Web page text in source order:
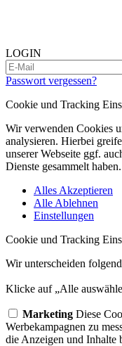
LOGIN
Passwort vergessen?
Cookie und Tracking
Wir verwenden Cookies
analysieren. Hierbei
unserer Webseite ggf.
Dienste gesammelt
Alles Akzeptieren
Alle Ablehnen
Einstellungen
Cookie und Tracking
Wir unterscheiden
Klicke auf „Alle
Marketing Diese
Werbekampagnen zu
die Anzeigen und Inhalte